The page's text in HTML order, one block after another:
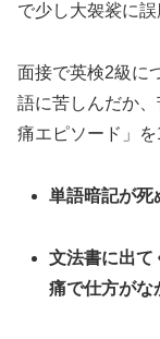
で少し大袈裟に
面接で英検2級に
語に苦しんだか
痛エピソード」を
単語暗記が死
文法書に出て
痛で仕方がな